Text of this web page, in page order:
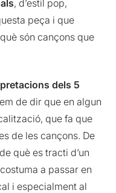
, d’estil pop,
peça i que
són cançons que
dels 5
de dir que en algun
que fa que
de les cançons. De
què es tracti d’un
a passar en
i especialment al